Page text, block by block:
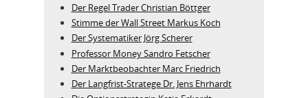
Der Regel Trader Christian Böttger
Stimme der Wall Street Markus Koch
Der Systematiker Jörg Scherer
Professor Money Sandro Fetscher
Der Marktbeobachter Marc Friedrich
Der Langfrist-Stratege Dr. Jens Ehrhardt